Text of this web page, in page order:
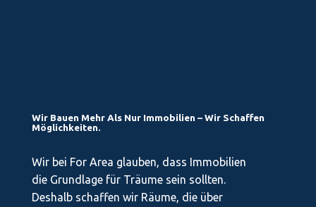
Wir Bauen Mehr Als Nur Immobilien – Wir Schaffen
Möglichkeiten.
Wir bei For Area glauben, dass Immobilien
die Grundlage für Träume sein sollten.
Deshalb schaffen wir Räume, die über